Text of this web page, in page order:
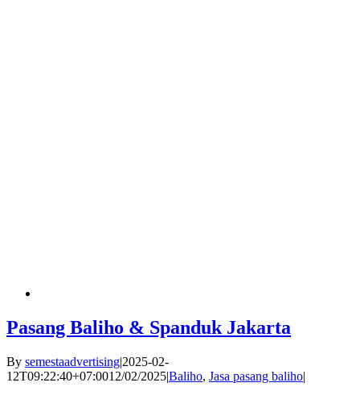
Pasang Baliho & Spanduk Jakarta
By semestaadvertising|2025-02-
12T09:22:40+07:0012/02/2025|Baliho, Jasa pasang baliho|